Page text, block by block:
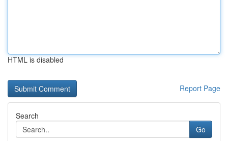
HTML is disabled
Report Page
Search
Go